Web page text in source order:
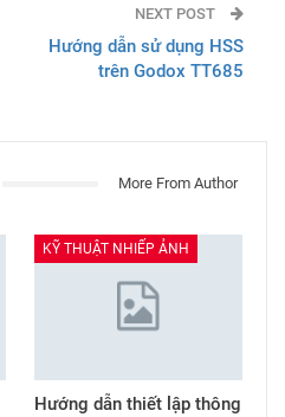
NEXT POST
Hướng dẫn sử dụng HSS
trên Godox TT685
More From Author
KỸ THUẬT NHIẾP ẢNH
Hướng dẫn thiết lập thông